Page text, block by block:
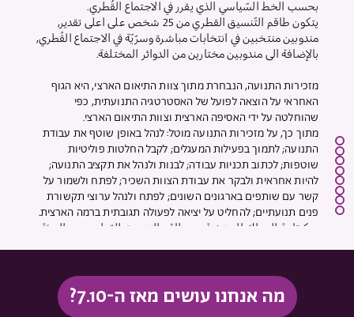
بحسب الخط السّياسي الذي يقرر في الاجتماع القُطري.
يتكون طاقم التّنسيق القطري من 25 شخص على اعلى تقدير,
مندوبين منتخبين في انتخابات مباشرة وسرّيّة في الاجتماع القُطري,
بالإضافة الى مندوبين مختارين من الدوائر المختلفة.
מזכירות התנועה, הנבחרת מתוך צוות התיאום הארצי, היא הגוף
האחראי על הוצאה לפועל של האסטרטגיה התנועתית, כפי
שהוחלטה על ידי האסיפה הארצית וצוות התיאום הארצי.​
מתוך כך, על מזכירות התנועה מוטל: לנהל באופן שוטף את עבודת
התנועה; לתמוך בפעילות המעגלים; לקבל החלטות פוליטיות
שוטפות; לכתוב תכניות עבודה; לבנות ולנהל את תקציב התנועה;
להיות אחראית ולבקר את עבודת הצוות השכיר; לפתח ולשמור על
קשר עם שותפים בארגונים השונים; לפתח ולנהל ערוצי תקשורת
פנים תנועתיים; להחליט על יציאה לפעולה תגובתית ברמה הארצית.
سكرتارية الحراك المنتخبة من طاقم التنسيق القطري، هي الهيئة
من هنا، فإن سكرتارية الحراك مكلفة بـ: إدارة عمل الحراك بشكل
جارٍ؛ دعم نشاط الحلقات؛ اتخاذ القرارات السياسية الجارية؛ كتابة
خطط العمل؛ بناء وإدارة ميزانية الحراك؛ الإشراف على عمل
מה אנחנו עושים מאז ה-7.10?